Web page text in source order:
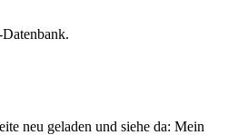
neu geladen und siehe da: Mein